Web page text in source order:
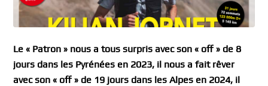
Le « Patron » nous a tous surpris avec son « off » de 8
jours dans les Pyrénées en 2023, il nous a fait rêver
avec son « off » de 19 jours dans les Alpes en 2024, il